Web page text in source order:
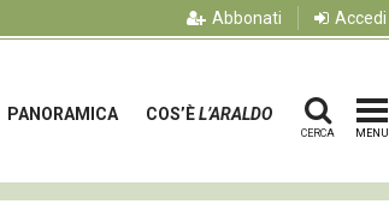
Abbonati Accedi
PANORAMICA COS’ÈL’ARALDO
CERCA MENU